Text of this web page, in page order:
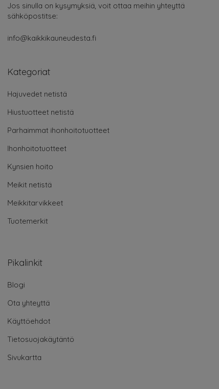
Jos sinulla on kysymyksiä, voit ottaa meihin yhteyttä
sähköpostitse:
info@kaikkikauneudesta.fi
Kategoriat
Hajuvedet netistä
Hiustuotteet netistä
Parhaimmat ihonhoitotuotteet
Ihonhoitotuotteet
Kynsien hoito
Meikit netistä
Meikkitarvikkeet
Tuotemerkit
Pikalinkit
Blogi
Ota yhteyttä
Käyttöehdot
Tietosuojakäytäntö
Sivukartta